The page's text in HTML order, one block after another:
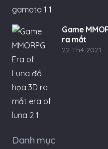
Game
ra mắt
22 Th4 2021
Danh mục